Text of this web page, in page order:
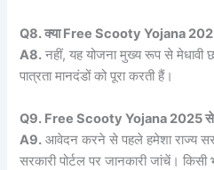
Q8.क्या Free Scooty Yojana
A8. नहीं, यह योजना मुख्य रूप से मेधावी
पात्रता मानदंडों को पूरा करती हैं।
Q9. Free Scooty Yojana 2025
A9. आवेदन करने से पहले हमेशा राज्य
सरकारी पोर्टल पर जानकारी जांचें।